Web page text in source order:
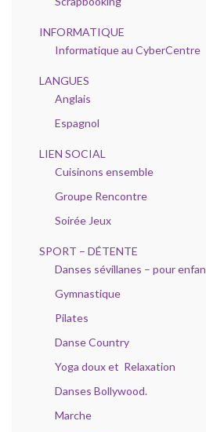
INFORMATIQUE
Informatique au CyberCentre
LANGUES
Anglais
Espagnol
LIEN SOCIAL
Cuisinons ensemble
Groupe Rencontre
Soirée Jeux
SPORT – DÉTENTE
Danses sévillanes – pour
Gymnastique
Pilates
Danse Country
Yoga doux et Relaxation
Danses Bollywood.
Marche